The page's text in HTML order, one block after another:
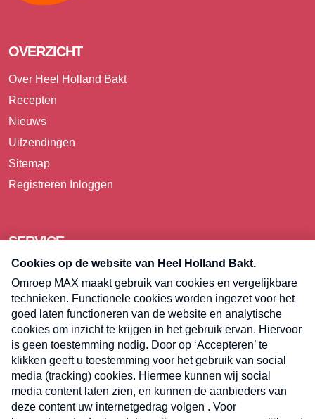
OVERZICHT
Over Heel Holland Bakt
Recepten
Nieuws
Uitzendingen
Sitemap
Registreren Inloggen
SERVICE
Over Omroep MAX
Pers
Contact
Algemene voorwaarden
Privacyverklaring
Cookieverklaring
Kwetsbaarheid melden
Registreren
Inloggen